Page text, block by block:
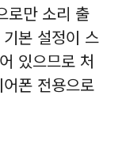
로만 소리 출
본 설정이 스
있으므로 처
폰 전용으로